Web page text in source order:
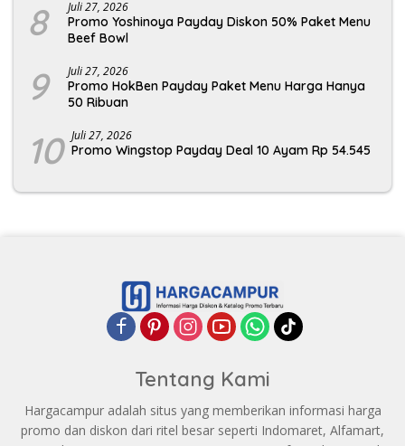
8 Juli 27, 2026
Promo Yoshinoya Payday Diskon 50% Paket Menu
Beef Bowl
9 Juli 27, 2026
Promo HokBen Payday Paket Menu Harga Hanya
50 Ribuan
10 Juli 27, 2026
Promo Wingstop Payday Deal 10 Ayam Rp 54.545
Tentang Kami
Hargacampur adalah situs yang memberikan informasi harga
promo dan diskon dari ritel besar seperti Indomaret, Alfamart,